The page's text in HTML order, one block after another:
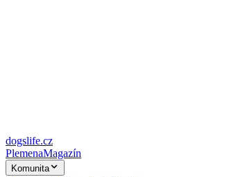
dogslife.cz
PlemenaMagazín
Komunita